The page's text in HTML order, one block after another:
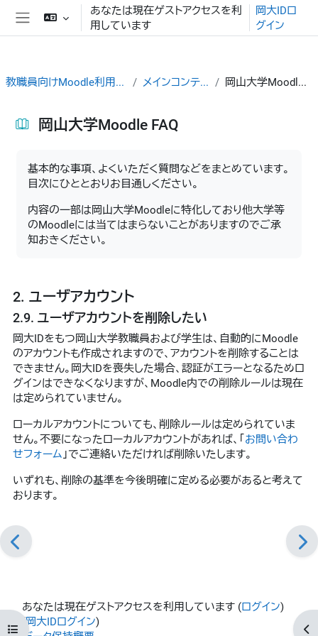
メインコンテンツへスキップする
サイドパネル
あなたは現在ゲストアクセスを利
用しています
岡大IDロ
グイン
コースインデックスを開く ブ
岡山大学Moodle FAQ
基本的な事項、よくいただく質問などをまとめています。
目次にひととおりお目通しください。
内容の一部は岡山大学Moodleに特化しており他大学等
のMoodleには当てはまらないことがありますのでご承
知おきください。
2. ユーザアカウント
2.9. ユーザアカウントを削除したい
岡大IDをもつ岡山大学教職員および学生は、自動的にMoodle
のアカウントも作成されますので、アカウントを削除することは
できません。岡大IDを喪失した場合、認証がエラーとなるためロ
グインはできなくなりますが、Moodle内での削除ルールは現在
は定められていません。
ローカルアカウントについても、削除ルールは定められていま
せん。不要になったローカルアカウントがあれば、「 お問い合わ
せフォーム 」でご連絡いただければ削除いたします。
いずれも、削除の基準を今後明確に定める必要があると考えて
おります。
あなたは現在ゲストアクセスを利用しています (ログイン)
(岡大IDログイン)